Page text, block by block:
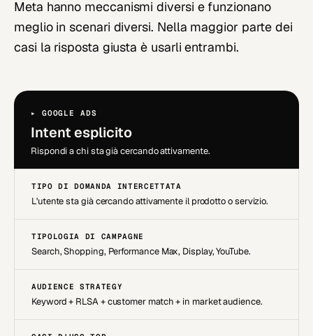
Meta hanno meccanismi diversi e funzionano
meglio in scenari diversi. Nella maggior parte dei
casi la risposta giusta è usarli entrambi.
▸ GOOGLE ADS
Intent esplicito
Rispondi a chi sta già cercando attivamente.
TIPO DI DOMANDA INTERCETTATA
L'utente sta già cercando attivamente il prodotto o servizio.
TIPOLOGIA DI CAMPAGNE
Search, Shopping, Performance Max, Display, YouTube.
AUDIENCE STRATEGY
Keyword + RLSA + customer match + in market audience.